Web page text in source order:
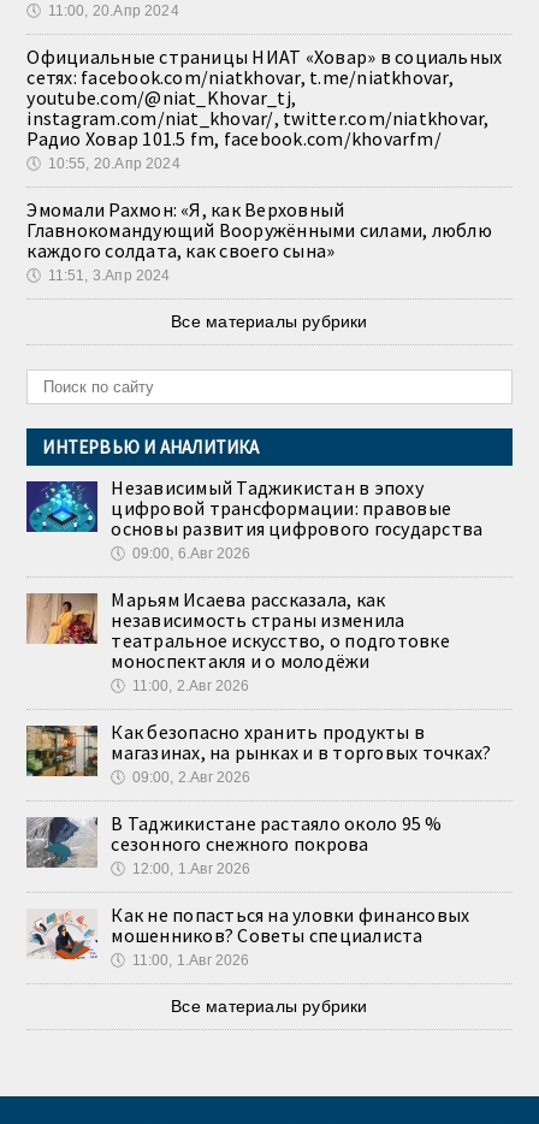
🕔 11:00, 20.Апр 2024
Официальные страницы НИАТ «Ховар» в социальных
сетях: facebook.com/niatkhovar, t.me/niatkhovar,
youtube.com/@niat_Khovar_tj,
instagram.com/niat_khovar/, twitter.com/niatkhovar,
Радио Ховар 101.5 fm, facebook.com/khovarfm/
🕔 10:55, 20.Апр 2024
Эмомали Рахмон: «Я, как Верховный
Главнокомандующий Вооружёнными силами, люблю
каждого солдата, как своего сына»
🕔 11:51, 3.Апр 2024
Все материалы рубрики
ИНТЕРВЬЮ И АНАЛИТИКА
Независимый Таджикистан в эпоху
цифровой трансформации: правовые
основы развития цифрового государства
🕔 09:00, 6.Авг 2026
Марьям Исаева рассказала, как
независимость страны изменила
театральное искусство, о подготовке
моноспектакля и о молодёжи
🕔 11:00, 2.Авг 2026
Как безопасно хранить продукты в
магазинах, на рынках и в торговых точках?
🕔 09:00, 2.Авг 2026
В Таджикистане растаяло около 95 %
сезонного снежного покрова
🕔 12:00, 1.Авг 2026
Как не попасться на уловки финансовых
мошенников? Советы специалиста
🕔 11:00, 1.Авг 2026
Все материалы рубрики